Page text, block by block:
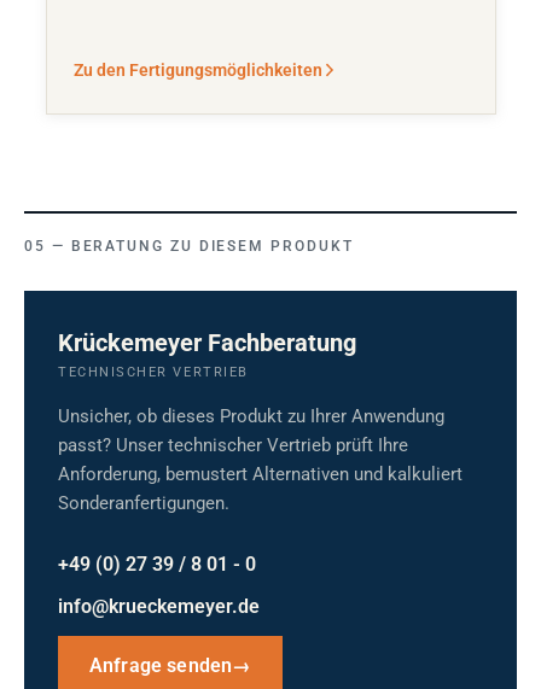
Zu den Fertigungsmöglichkeiten
BERATUNG ZU DIESEM PRODUKT
Krückemeyer Fachberatung
TECHNISCHER VERTRIEB
Unsicher, ob dieses Produkt zu Ihrer Anwendung
passt? Unser technischer Vertrieb prüft Ihre
Anforderung, bemustert Alternativen und kalkuliert
Sonderanfertigungen.
+49 (0) 27 39 / 8 01 - 0
info@krueckemeyer.de
Anfrage senden→